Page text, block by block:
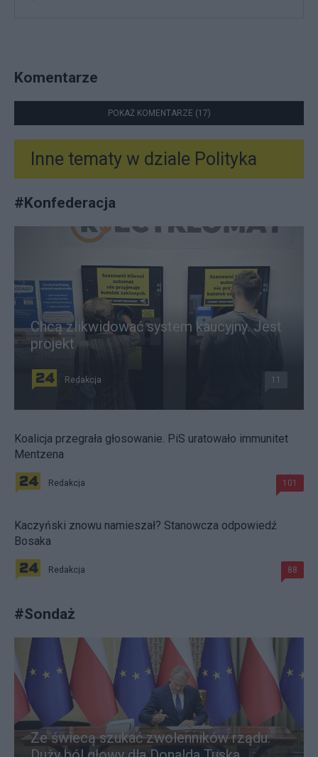
Komentarze
POKAŻ KOMENTARZE (17)
Inne tematy w dziale Polityka
#Konfederacja
Chcą zlikwidować system kaucyjny. Jest
projekt
Redakcja 11
Koalicja przegrała głosowanie. PiS uratowało immunitet
Mentzena
Redakcja 101
Kaczyński znowu namieszał? Stanowcza odpowiedź
Bosaka
Redakcja 88
#Sondaż
Ze świecą szukać zwolenników rządu.